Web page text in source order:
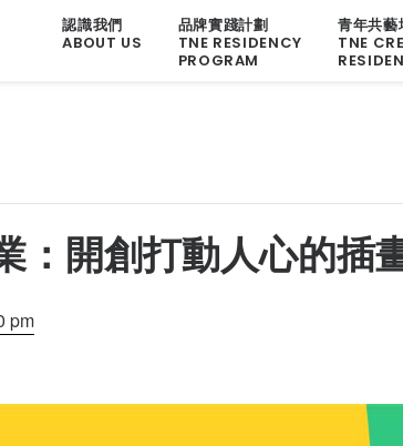
認識我們
ABOUT US
品牌實踐計劃
TNE RESIDENCY
PROGRAM
青年共藝
TNE
：開創打動人心的插
pm